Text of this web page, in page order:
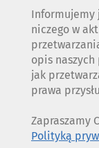
Informujemy
niczego w
opis
jak
prawa
Zapraszamy
Polityką